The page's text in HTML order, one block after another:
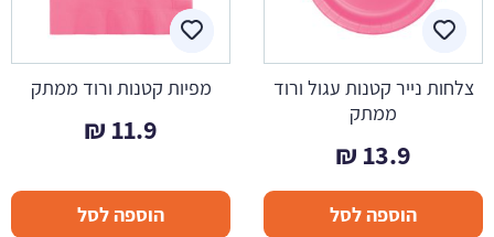
צלחות נייר קטנות עגול ורוד
ממתק
13.9
₪
הוספה לסל
מפיות קטנות ורוד ממתק
11.9
₪
הוספה לסל